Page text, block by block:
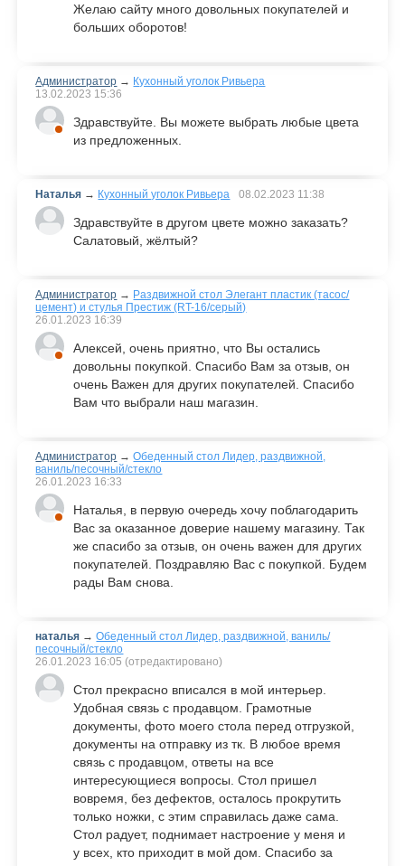
Желаю сайту много довольных покупателей и
больших оборотов!
Администратор → Кухонный уголок Ривьера
13.02.2023 15:36
Здравствуйте. Вы можете выбрать любые цвета
из предложенных.
Наталья → Кухонный уголок Ривьера 08.02.2023 11:38
Здравствуйте в другом цвете можно заказать?
Салатовый, жёлтый?
Администратор → Раздвижной стол Элегант пластик (тасос/
цемент) и стулья Престиж (RT-16/серый)
26.01.2023 16:39
Алексей, очень приятно, что Вы остались
довольны покупкой. Спасибо Вам за отзыв, он
очень Важен для других покупателей. Спасибо
Вам что выбрали наш магазин.
Администратор →Обеденный стол Лидер, раздвижной,
ваниль/песочный/стекло
26.01.2023 16:33
Наталья, в первую очередь хочу поблагодарить
Вас за оказанное доверие нашему магазину. Так
же спасибо за отзыв, он очень важен для других
покупателей. Поздравляю Вас с покупкой. Будем
рады Вам снова.
наталья →Обеденный стол Лидер, раздвижной, ваниль/
песочный/стекло
26.01.2023 16:05 (отредактировано)
Стол прекрасно вписался в мой интерьер.
Удобная связь с продавцом. Грамотные
документы, фото моего стола перед отгрузкой,
документы на отправку из тк. В любое время
связь с продавцом, ответы на все
интересующиеся вопросы. Стол пришел
вовремя, без дефектов, осталось прокрутить
только ножки, с этим справилась даже сама.
Стол радует, поднимает настроение у меня и
у всех, кто приходит в мой дом. Спасибо за